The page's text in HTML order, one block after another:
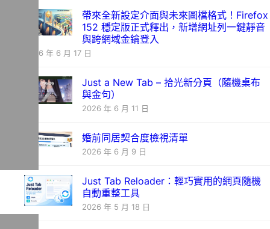
帶來全新設定介面與未來圖檔格式！Firefox
152 穩定版正式釋出，新增網址列一鍵靜音
與跨網域金鑰登入
2026 年 6 月 17 日
Just a New Tab – 拾光新分頁（隨機桌布
與金句）
2026 年 6 月 11 日
婚前同居契合度檢視清單
2026 年 6 月 9 日
Just Tab Reloader：輕巧實用的網頁隨機
自動重整工具
2026 年 5 月 18 日